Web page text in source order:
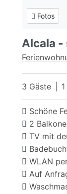
Fotos
Alcala -
3 Gäste
Schöne
2 Balkone
TV mit
WLAN
Auf